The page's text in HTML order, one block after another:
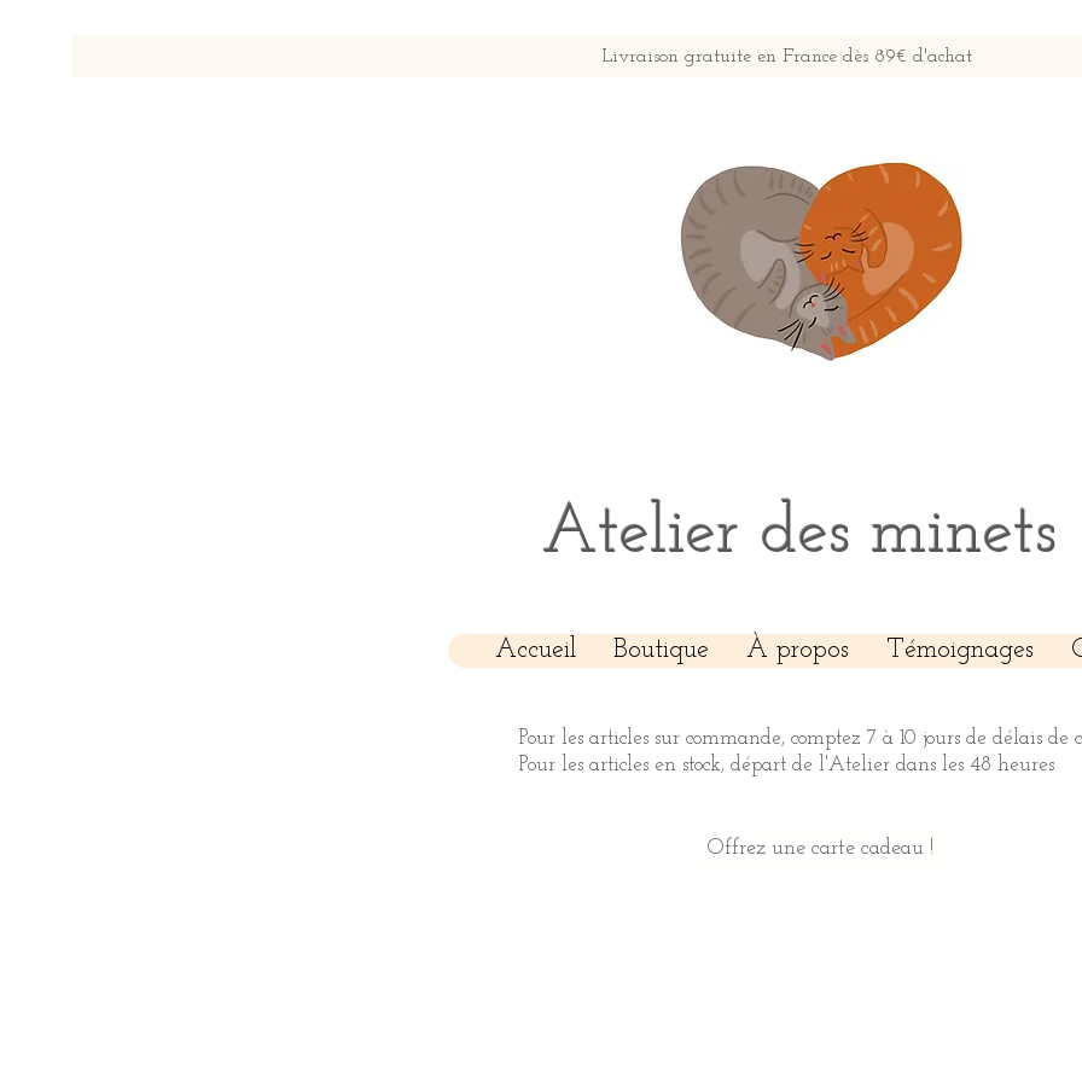
Livraison gratuite en France dès 89€ d'achat
Atelier des minets
Accueil Boutique À propos Témoignages
Pour les articles sur commande, comptez 7 à 10 jours de délais de
Pour les articles en stock, départ de l'Atelier dans les 48 heures
Offrez une carte cadeau !